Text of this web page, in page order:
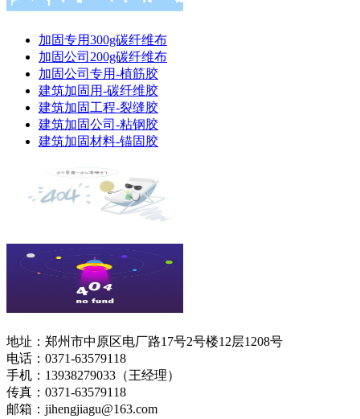
加固专用300g碳纤维布
加固公司200g碳纤维布
加固公司专用-植筋胶
建筑加固用-碳纤维胶
建筑加固工程-裂缝胶
建筑加固公司-粘钢胶
建筑加固材料-锚固胶
地址：郑州市中原区电厂路17号2号楼12层1208号
电话：0371-63579118
手机：13938279033（王经理）
传真：0371-63579118
邮箱： jihengjiagu@163.com